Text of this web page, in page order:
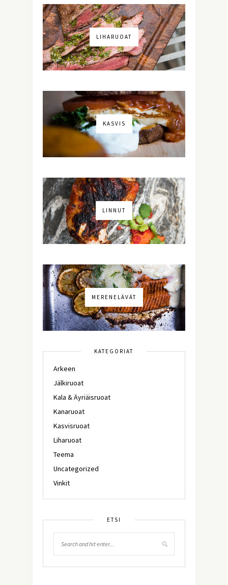
LIHARUOAT
KASVIS
LINNUT
MERENELÄVÄT
KATEGORIAT
Arkeen
Jälkiruoat
Kala & Äyriäisruoat
Kanaruoat
Kasvisruoat
Liharuoat
Teema
Uncategorized
Vinkit
ETSI